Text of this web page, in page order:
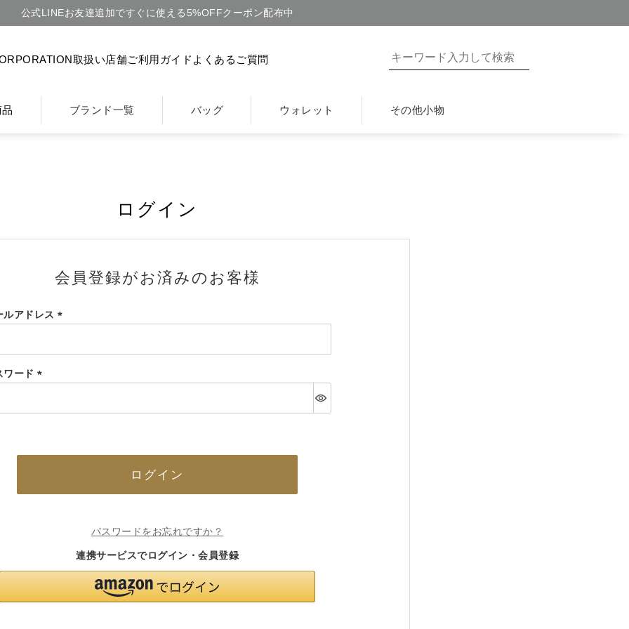
公式LINEお友達追加ですぐに使える5%OFFクーポン配布中
取扱い店舗ご利用ガイド よくあるご質問
ブランド一覧 バッグ ウォレット その他小物
ログイン
会員登録がお済みのお客様
ルアドレス
須)
ワード
須)
ログイン
パスワードをお忘れですか？
連携サービスでログイン・会員登録